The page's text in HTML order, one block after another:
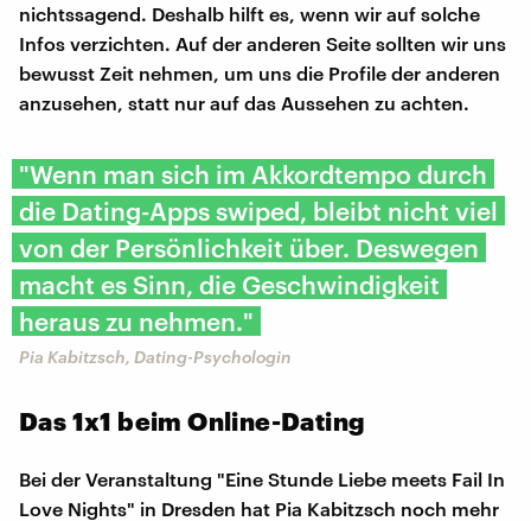
nichtssagend. Deshalb hilft es, wenn wir auf solche
Infos verzichten. Auf der anderen Seite sollten wir uns
bewusst Zeit nehmen, um uns die Profile der anderen
anzusehen, statt nur auf das Aussehen zu achten.
"Wenn man sich im Akkordtempo durch
die Dating-Apps swiped, bleibt nicht viel
von der Persönlichkeit über. Deswegen
macht es Sinn, die Geschwindigkeit
heraus zu nehmen."
Pia Kabitzsch, Dating-Psychologin
Das 1x1 beim Online-Dating
Bei der Veranstaltung "Eine Stunde Liebe meets Fail In
Love Nights" in Dresden hat Pia Kabitzsch noch mehr